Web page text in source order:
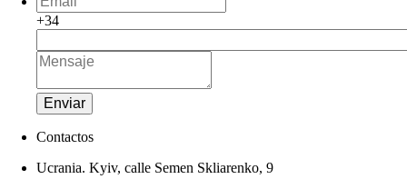
+34
Enviar
Contactos
Ucrania. Kyiv, calle Semen Skliarenko, 9